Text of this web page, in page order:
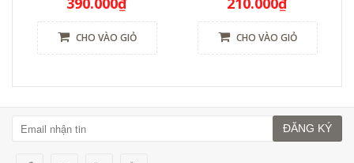
CHO VÀO GIỎ CHO VÀO GIỎ
ĐĂNG KÝ